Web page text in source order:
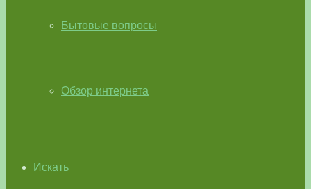
Бытовые вопросы
Обзор интернета
Искать